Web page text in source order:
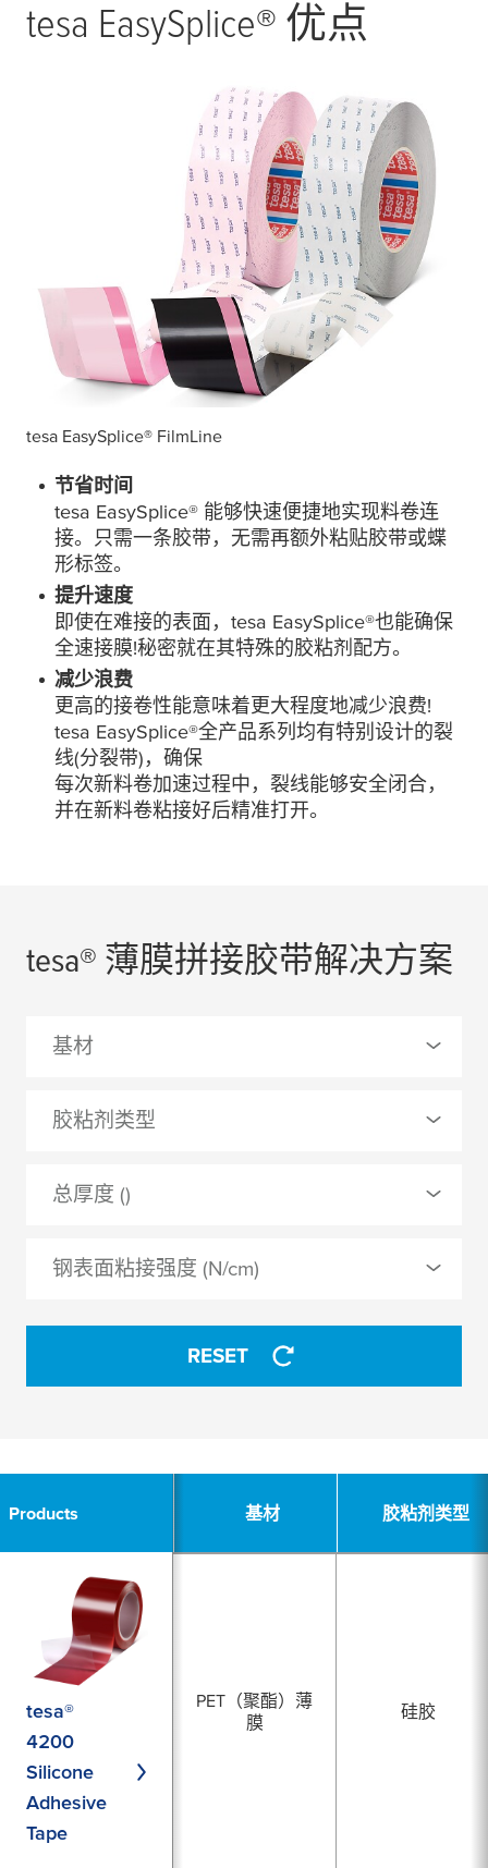
tesa EasySplice® 优点
tesa EasySplice® FilmLine
节省时间
tesa EasySplice® 能够快速便捷地实现料卷连
接。只需一条胶带，无需再额外粘贴胶带或蝶
形标签。
提升速度
即使在难接的表面， tesa EasySplice®也能确保
全速接膜!秘密就在其特殊的胶粘剂配方。
减少浪费
更高的接卷性能意味着更大程度地减少浪费!
tesa EasySplice®全产品系列均有特别设计的裂
线(分裂带)，确保
每次新料卷加速过程中，裂线能够安全闭合，
并在新料卷粘接好后精准打开。
tesa® 薄膜拼接胶带解决方案
基材
0 Selected
PETP
APPLY
胶粘剂类型
0 Selected
硅胶
APPLY
总厚度 ()
钢表面粘接强度 (N/cm)
RESET
Products 基材 胶粘剂类型
Products 基材 胶粘剂类型
tesa®
4200
Silicone
Adhesive
Tape
PET（聚酯）薄
膜
硅胶